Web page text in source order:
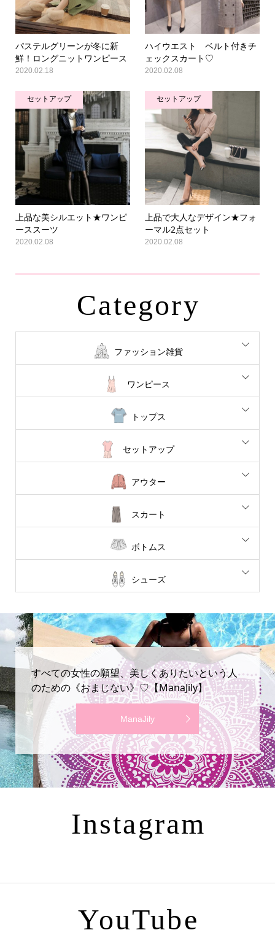
パステルグリーンが冬に新
鮮！ロングニットワンピース
2020.02.18
ハイウエスト ベルト付きチ
ェックスカート♡
2020.02.08
セットアップ
上品な美シルエット★ワンピ
ーススーツ
2020.02.08
セットアップ
上品で大人なデザイン★フォ
ーマル2点セット
2020.02.08
Category
ファッション雑貨
ワンピース
トップス
セットアップ
アウター
スカート
ボトムス
シューズ
すべての女性の願望、美しくありたいという人
のための《おまじない》♡【ManaJily】
ManaJily
Instagram
YouTube